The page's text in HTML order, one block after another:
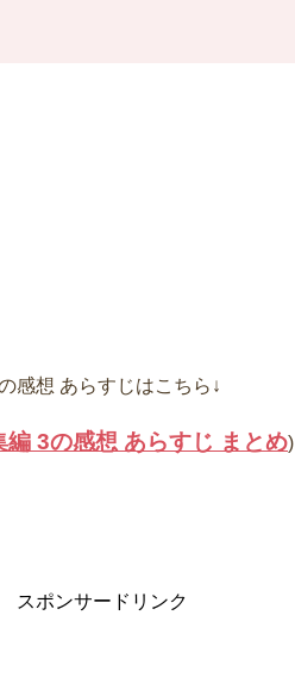
感想 あらすじはこちら↓
3の感想 あらすじ まとめ)
スポンサードリンク